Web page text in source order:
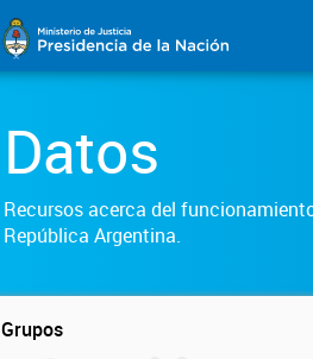
Datos
Recursos acerca del
República Argentina.
Grupos